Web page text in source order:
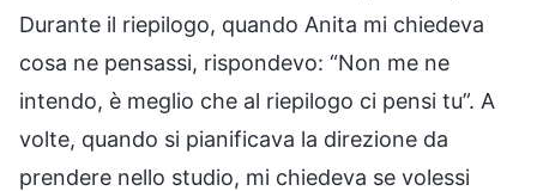
Durante il riepilogo, quando Anita mi chiedeva
cosa ne pensassi, rispondevo: “Non me ne
intendo, è meglio che al riepilogo ci pensi tu”. A
volte, quando si pianificava la direzione da
prendere nello studio, mi chiedeva se volessi